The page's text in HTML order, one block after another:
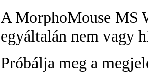
A MorphoMouse MS
egyáltalán nem vagy
Próbálja meg a